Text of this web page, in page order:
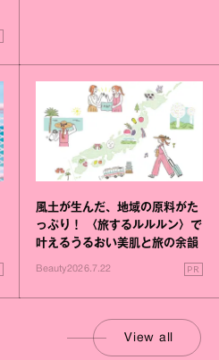
風土が生んだ、地域の原料がた
っぷり！ 〈旅するルルルン〉で
叶えるうるおい美肌と旅の余韻
Beauty2026.7.22 PR
View all